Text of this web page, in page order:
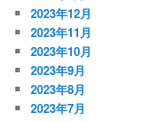
2023年12月
2023年11月
2023年10月
2023年9月
2023年8月
2023年7月